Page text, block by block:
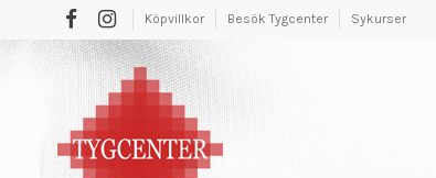
Köpvillkor Besök Tygcenter Sykurser